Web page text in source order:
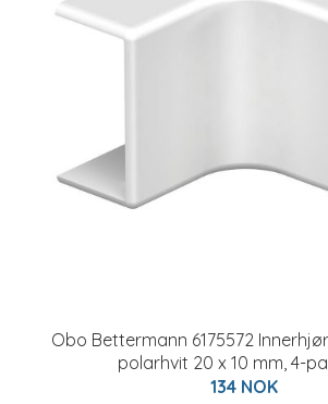
Obo Bettermann 6175572
polarhvit 20 x 10 mm, 4-
134 NOK